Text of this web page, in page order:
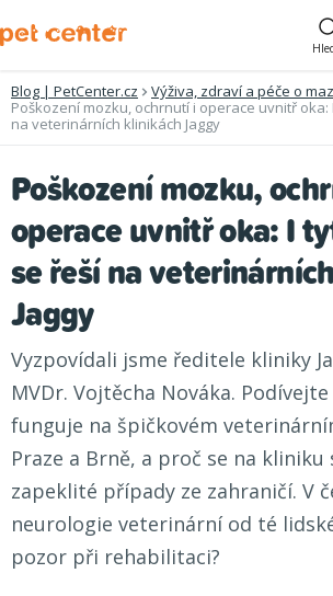
na
Blog | PetCenter.cz
Výživa, zdraví a péče o
Poškození mozku, ochrnutí i operace uvnitř
na veterinárních klinikách Jaggy
Poškození mozku,
operace uvnitř oka: I
se řeší na
Jaggy
Vyzpovídali jsme ředitele kliniky
MVDr. Vojtěcha Nováka.
funguje na špičkovém
Praze a Brně, a proč se na
zapeklité případy ze zahraničí. V
neurologie veterinární od té
pozor při rehabilitaci?